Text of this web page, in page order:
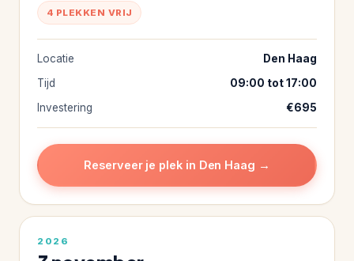
4 PLEKKEN VRIJ
Locatie
Den Haag
Tijd
09:00 tot 17:00
Investering
€695
Reserveer je plek in Den Haag →
2026